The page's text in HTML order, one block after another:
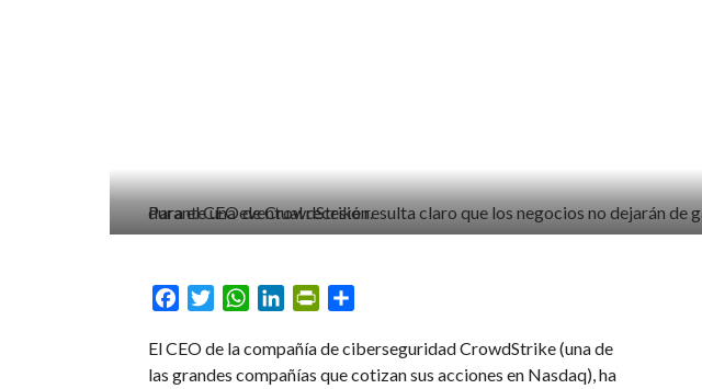
Para el CEO de CrowdStrike resulta claro que los negocios no dejarán de gastar en ciberseguridad, y menos durante una eventual recesión.
FacebookTwitterWhatsApp
LinkedInPrintFriendly
El CEO de la compañía de ciberseguridad CrowdStrike (una de
las grandes compañías que cotizan sus acciones en Nasdaq), ha